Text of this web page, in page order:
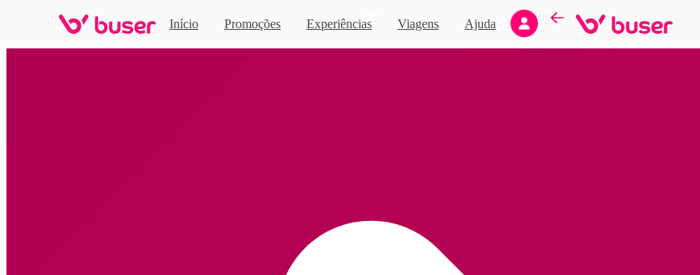
Início Promoções Experiências Viagens Ajuda
Home